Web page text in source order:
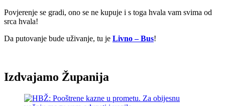
Povjerenje se gradi, ono se ne kupuje i s toga hvala vam svima od
srca hvala!
Da putovanje bude uživanje, tu je Livno – Bus!
Izdvajamo Županija